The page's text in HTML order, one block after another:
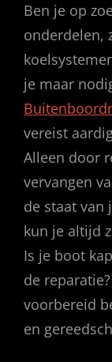
Ben je op
onderdelen,
je maar
vereist
Alleen door
vervangen
de staat
kun je altijd
Is je boot
de
voorbereid
en